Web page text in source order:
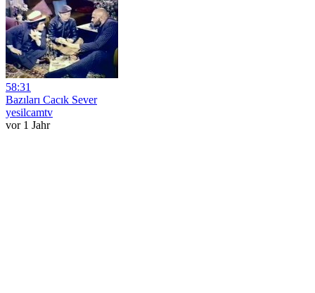
58:31
Bazıları Cacık Sever
yesilcamtv
vor 1 Jahr